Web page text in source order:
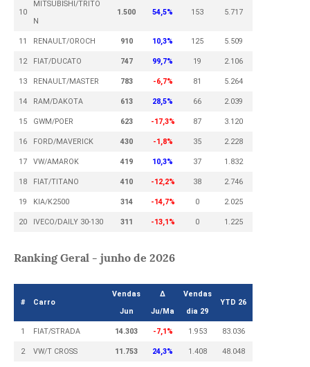
10
MITSUBISHI/TRITO
N
1.500 54,5% 153 5.717
11 RENAULT/OROCH 910 10,3% 125 5.509
12 FIAT/DUCATO 747 99,7% 19 2.106
13 RENAULT/MASTER 783 -6,7% 81 5.264
14 RAM/DAKOTA 613 28,5% 66 2.039
15 GWM/POER 623 -17,3% 87 3.120
16 FORD/MAVERICK 430 -1,8% 35 2.228
17 VW/AMAROK 419 10,3% 37 1.832
18 FIAT/TITANO 410 -12,2% 38 2.746
19 KIA/K2500 314 -14,7% 0 2.025
20 IVECO/DAILY 30-130 311 -13,1% 0 1.225
Ranking Geral - junho de 2026
# Carro
Vendas
Jun
Δ
Ju/Ma
Vendas
dia 29
YTD 26
1 FIAT/STRADA 14.303 -7,1% 1.953 83.036
2 VW/T CROSS 11.753 24,3% 1.408 48.048